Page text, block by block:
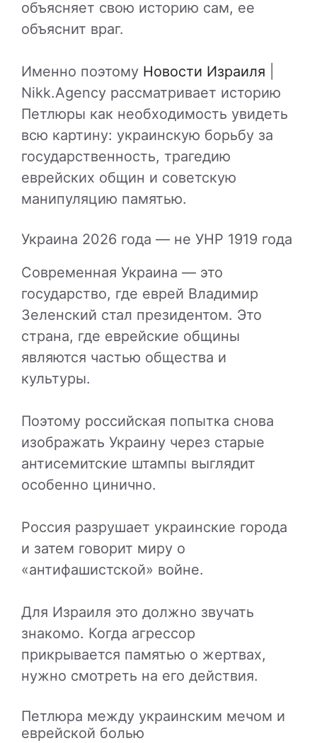
объясняет свою историю сам, ее
объяснит враг.
Именно поэтому Новости Израиля
Nikk.Agency рассматривает историю
Петлюры как необходимость увидеть
всю картину: украинскую борьбу за
государственность, трагедию
еврейских общин и советскую
манипуляцию памятью.
Украина 2026 года — не УНР 1919 года
Современная Украина — это
государство, где еврей Владимир
Зеленский стал президентом. Это
страна, где еврейские общины
являются частью общества и
культуры.
Поэтому российская попытка снова
изображать Украину через старые
антисемитские штампы выглядит
особенно цинично.
Россия разрушает украинские города
и затем говорит миру о
«антифашистской» войне.
Для Израиля это должно звучать
знакомо. Когда агрессор
прикрывается памятью о жертвах,
нужно смотреть на его действия.
Петлюра между украинским мечом и
еврейской болью